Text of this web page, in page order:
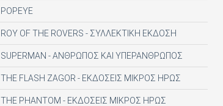
POPEYE
ROY OF THE ROVERS - ΣΥΛΛΕΚΤΙΚΗ ΕΚΔΟΣΗ
SUPERMAN - ΑΝΘΡΩΠΟΣ ΚΑΙ ΥΠΕΡΑΝΘΡΩΠΟΣ
THE FLASH ZAGOR - ΕΚΔΟΣΕΙΣ ΜΙΚΡΟΣ ΗΡΩΣ
THE PHANTOM - ΕΚΔΟΣΕΙΣ ΜΙΚΡΟΣ ΗΡΩΣ